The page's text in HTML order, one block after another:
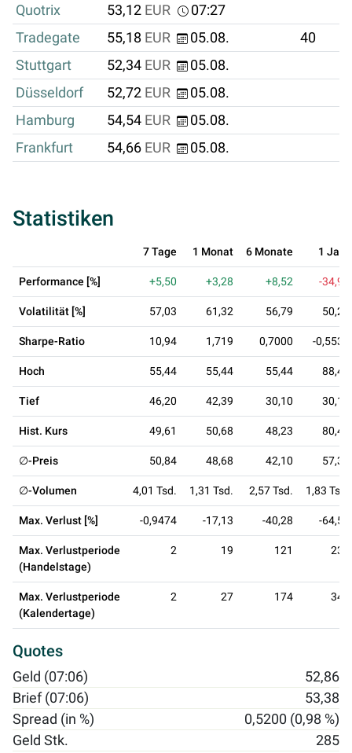
Quotrix
53,12 EUR
07:27
Tradegate
55,18 EUR 05.08. 40
Stuttgart
52,34 EUR
05.08.
Düsseldorf
52,72 EUR
05.08.
Hamburg
54,54 EUR
05.08.
Frankfurt
54,66 EUR 05.08.
Statistiken
7 Tage 1 Monat 6 Monate 1 Jahr
Performance [%] +5,50 +3,28 +8,52 -34,90
Volatilität [%] 57,03 61,32 56,79 50,29
Sharpe-Ratio 10,94 1,719 0,7000 -0,5537
Hoch 55,44 55,44 55,44 88,42
Tief 46,20 42,39 30,10 30,10
Hist. Kurs 49,61 50,68 48,23 80,40
∅-Preis 50,84 48,68 42,10 57,39
∅-Volumen 4,01 Tsd. 1,31 Tsd. 2,57 Tsd. 1,83 Tsd.
Max. Verlust [%] -0,9474 -17,13 -40,28 -64,56
Max. Verlustperiode
(Handelstage)
2 19 121 236
Max. Verlustperiode
(Kalendertage)
2 27 174 342
Quotes
Geld (07:06)
52,86
Brief (07:06)
53,38
Spread (in %)
0,5200 (0,98 %)
Geld Stk.
285